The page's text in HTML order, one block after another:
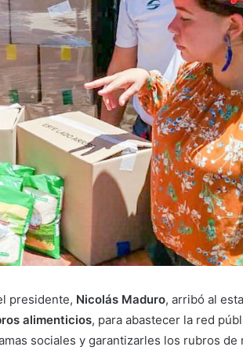
presidente, Nicolás Maduro, arribó al
alimenticios, para abastecer la red
sociales y garantizarles los rubros de